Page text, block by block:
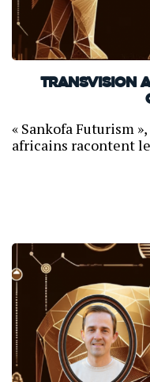
TransVision
« Sankofa Futurism
africains racontent